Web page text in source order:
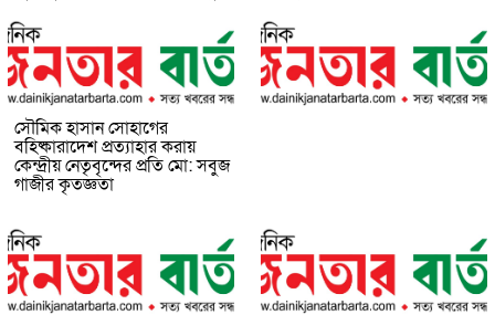
সৌমিক হাসান সোহাগের
বহিষ্কারাদেশ প্রত্যাহার করায়
কেন্দ্রীয় নেতৃবৃন্দের প্রতি মো: সবুজ
গাজীর কৃতজ্ঞতা